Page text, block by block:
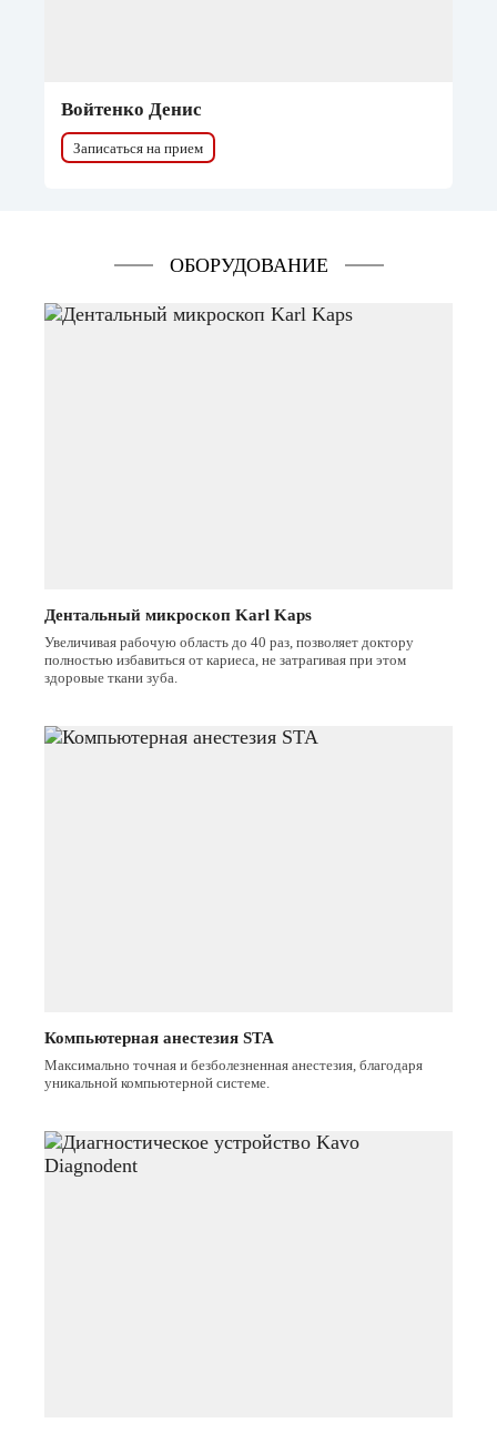
Войтенко Денис
Записаться на прием
ОБОРУДОВАНИЕ
Дентальный микроскоп Karl Kaps
Увеличивая рабочую область до 40 раз, позволяет доктору
полностью избавиться от кариеса, не затрагивая при этом
здоровые ткани зуба.
Компьютерная анестезия STA
Максимально точная и безболезненная анестезия, благодаря
уникальной компьютерной системе.